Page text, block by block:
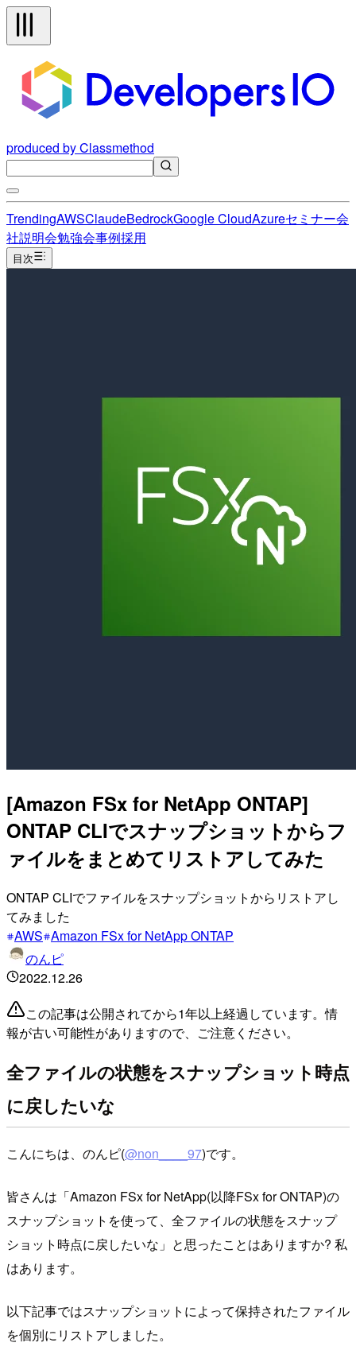
produced by Classmethod
TrendingAWSClaudeBedrockGoogle CloudAzureセミナー会
社説明会勉強会事例採用
目次
[Amazon FSx for NetApp ONTAP]
ONTAP CLIでスナップショットからフ
ァイルをまとめてリストアしてみた
ONTAP CLIでファイルをスナップショットからリストアし
てみました
AWS Amazon FSx for NetApp ONTAP
のんピ
2022.12.26
この記事は公開されてから1年以上経過しています。情
報が古い可能性がありますので、ご注意ください。
全ファイルの状態をスナップショット時点
に戻したいな
こんにちは、のんピ(@non____97)です。
皆さんは「Amazon FSx for NetApp(以降FSx for ONTAP)の
スナップショットを使って、全ファイルの状態をスナップ
ショット時点に戻したいな」と思ったことはありますか? 私
はあります。
以下記事ではスナップショットによって保持されたファイル
を個別にリストアしました。